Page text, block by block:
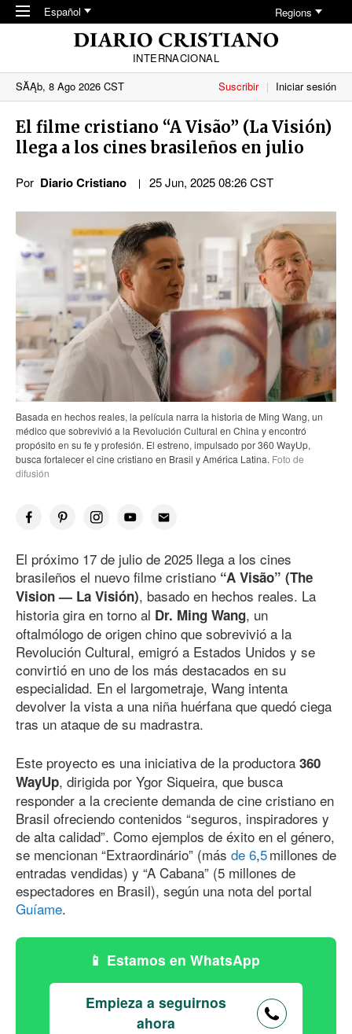
Skip to main content
Español Regions
INTERNACIONAL
SĂĄb, 8 Ago 2026 CST
Suscribir Iniciar sesión
El filme cristiano “A Visão” (La Visión)
llega a los cines brasileños en julio
Por Diario Cristiano 25 Jun, 2025 08:26 CST
Basada en hechos reales, la película narra la historia de Ming Wang, un
médico que sobrevivió a la Revolución Cultural en China y encontró
propósito en su fe y profesión. El estreno, impulsado por 360 WayUp,
busca fortalecer el cine cristiano en Brasil y América Latina. Foto de
difusión
El próximo 17 de julio de 2025 llega a los cines
brasileños el nuevo filme cristiano “A Visão” (The
Vision — La Visión), basado en hechos reales. La
historia gira en torno al Dr. Ming Wang, un
oftalmólogo de origen chino que sobrevivió a la
Revolución Cultural, emigró a Estados Unidos y se
convirtió en uno de los más destacados en su
especialidad. En el largometraje, Wang intenta
devolver la vista a una niña huérfana que quedó ciega
tras un ataque de su madrastra.
Este proyecto es una iniciativa de la productora 360
WayUp, dirigida por Ygor Siqueira, que busca
responder a la creciente demanda de cine cristiano en
Brasil ofreciendo contenidos “seguros, inspiradores y
de alta calidad”. Como ejemplos de éxito en el género,
se mencionan “Extraordinário” (más de 6,5millones de
entradas vendidas) y “A Cabana” (5 millones de
espectadores en Brasil), según una nota del portal
Guíame.
Estamos en WhatsApp
Empieza a seguirnos
ahora